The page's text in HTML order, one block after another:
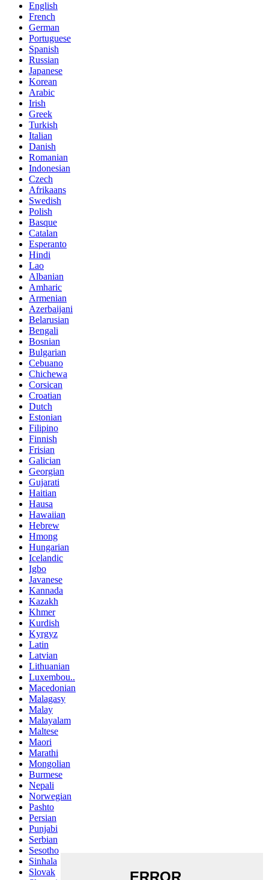
English
French
German
Portuguese
Spanish
Russian
Japanese
Korean
Arabic
Irish
Greek
Turkish
Italian
Danish
Romanian
Indonesian
Czech
Afrikaans
Swedish
Polish
Basque
Catalan
Esperanto
Hindi
Lao
Albanian
Amharic
Armenian
Azerbaijani
Belarusian
Bengali
Bosnian
Bulgarian
Cebuano
Chichewa
Corsican
Croatian
Dutch
Estonian
Filipino
Finnish
Frisian
Galician
Georgian
Gujarati
Haitian
Hausa
Hawaiian
Hebrew
Hmong
Hungarian
Icelandic
Igbo
Javanese
Kannada
Kazakh
Khmer
Kurdish
Kyrgyz
Latin
Latvian
Lithuanian
Luxembou..
Macedonian
Malagasy
Malay
Malayalam
Maltese
Maori
Marathi
Mongolian
Burmese
Nepali
Norwegian
Pashto
Persian
Punjabi
Serbian
Sesotho
Sinhala
Slovak